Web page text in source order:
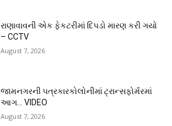
રાણાવાવની એક ફેકટરીમાં દિપડો મારણ કરી ગયો
– CCTV
August 7, 2026
જામનગરની પત્રકારકોલોનીમાં ટ્રાન્સફોર્મરમાં
આગ… VIDEO
August 7, 2026